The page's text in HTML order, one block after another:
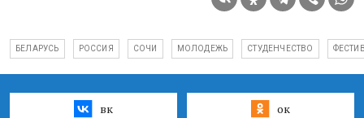
БЕЛАРУСЬ РОССИЯ СОЧИ МОЛОДЕЖЬ СТУДЕНЧЕСТВО
вк ок